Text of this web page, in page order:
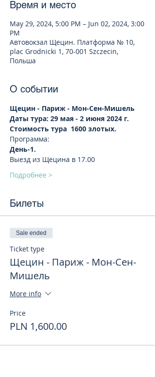
Время и место
May 29, 2024, 5:00 PM – Jun 02, 2024, 3:00
PM
Автовокзал Щецин. Платформа № 10,
plac Grodnicki 1, 70-001 Szczecin,
Польша
О событии
Щецин - Париж - Мон-Сен-Мишель
Даты тура: 29 мая - 2 июня 2024 г.
Стоимость тура  1600 злотых.
Программа:
День-1.
Выезд из Щецина в 17.00
Подробнее >
Билеты
Sale ended
Ticket type
Щецин - Париж - Мон-Сен-
Мишель
More info
Price
PLN 1,600.00